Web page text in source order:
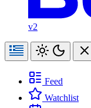
v2
Feed
Watchlist